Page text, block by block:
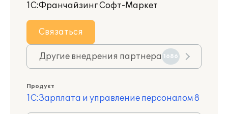
1С:Франчайзинг Софт-Маркет
Связаться
Другие внедрения партнера 1686
Продукт
1С:Зарплата и управление персоналом 8